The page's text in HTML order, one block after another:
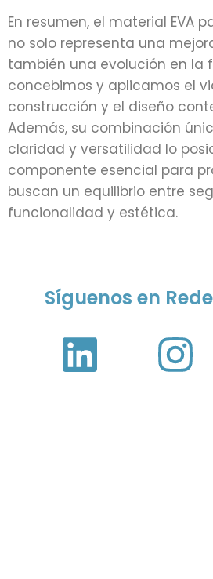
En resumen, el material EVA
no solo representa una
también una evolución en la
concebimos y aplicamos el
construcción y el diseño
Además, su combinación
claridad y versatilidad lo
componente esencial para
buscan un equilibrio entre
funcionalidad y estética.
Síguenos en